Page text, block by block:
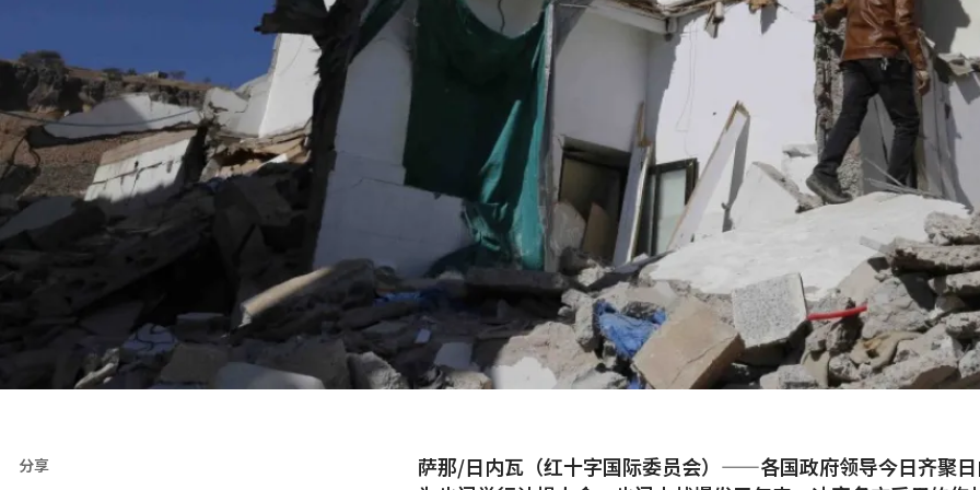
分享
萨那/日内瓦（红十字国际委员会）——各国政府领导今日齐聚